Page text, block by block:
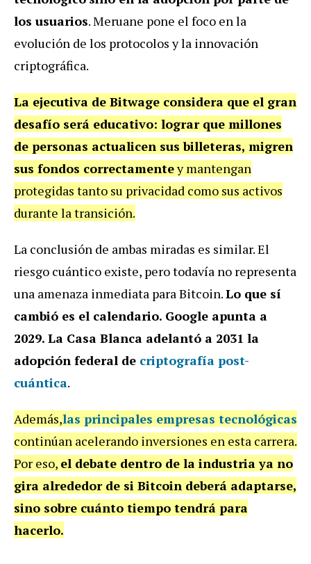
los usuarios. Meruane pone el foco en la
evolución de los protocolos y la innovación
criptográfica.
La ejecutiva de Bitwage considera que el gran
desafío será educativo: lograr que millones
de personas actualicen sus billeteras, migren
sus fondos correctamentey mantengan
protegidas tanto su privacidad como sus activos
durante la transición.
La conclusión de ambas miradas es similar. El
riesgo cuántico existe, pero todavía no representa
una amenaza inmediata para Bitcoin.Lo que sí
cambió es el calendario. Google apunta a
2029. La Casa Blanca adelantó a 2031 la
adopción federal de criptografía post-
cuántica.
Además,las principales empresas tecnológicas
continúan acelerando inversiones en esta carrera.
Por eso, el debate dentro de la industria ya no
gira alrededor de si Bitcoin deberá adaptarse,
sino sobre cuánto tiempo tendrá para
hacerlo.